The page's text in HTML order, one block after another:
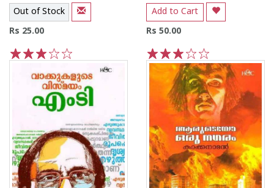
Out of Stock
Rs 25.00
Add to Cart
Rs 50.00
5
4
3
2
1